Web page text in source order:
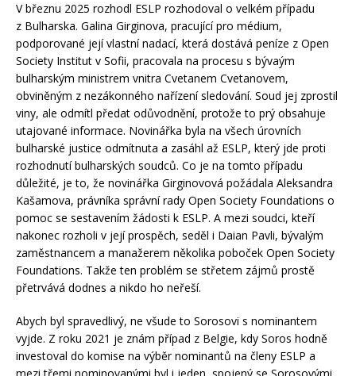
V březnu 2025 rozhodl ESLP rozhodoval o velkém případu
z Bulharska. Galina Girginova, pracující pro médium,
podporované její vlastní nadací, která dostává peníze z Open
Society Institut v Sofii, pracovala na procesu s bývaým
bulharským ministrem vnitra Cvetanem Cvetanovem,
obviněným z nezákonného nařízení sledování. Soud jej zprostil
viny, ale odmítl předat odůvodnění, protože to prý obsahuje
utajované informace. Novinářka byla na všech úrovních
bulharské justice odmítnuta a zasáhl až ESLP, který jde proti
rozhodnutí bulharských soudců. Co je na tomto případu
důležité, je to, že novinářka Girginovová požádala Aleksandra
Kašamova, právníka správní rady Open Society Foundations o
pomoc se sestavením žádosti k ESLP. A mezi soudci, kteří
nakonec rozholi v její prospěch, seděl i Daian Pavli, bývalým
zaměstnancem a manažerem několika poboček Open Society
Foundations. Takže ten problém se střetem zájmů prostě
přetrvává dodnes a nikdo ho neřeší.
Abych byl spravedlivý, ne všude to Sorosovi s nominantem
vyjde. Z roku 2021 je znám případ z Belgie, kdy Soros hodně
investoval do komise na výběr nominantů na členy ESLP a